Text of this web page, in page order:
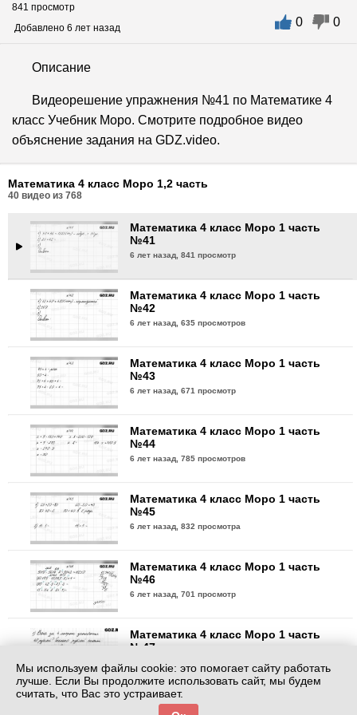
841 просмотр
Добавлено 6 лет назад
0 0
Описание
Видеорешение упражнения №41 по Математике 4
класс Учебник Моро. Смотрите подробное видео
объяснение задания на GDZ.video.
Математика 4 класс Моро 1,2 часть
40 видео из 768
Математика 4 класс Моро 1 часть
№39
6 лет назад,800 просмотров
6 лет назад,890 просмотров
Математика 4 класс Моро 1 часть
№41
6 лет назад,841 просмотр
Математика 4 класс Моро 1 часть
№42
6 лет назад,635 просмотров
Математика 4 класс Моро 1 часть
№43
6 лет назад,671 просмотр
Математика 4 класс Моро 1 часть
№44
6 лет назад,785 просмотров
Математика 4 класс Моро 1 часть
№45
6 лет назад,832 просмотра
Математика 4 класс Моро 1 часть
№46
6 лет назад,701 просмотр
Математика 4 класс Моро 1 часть
№47
Математика 4 класс Моро 1 часть
Мы используем файлы cookie: это помогает сайту работать
лучше. Если Вы продолжите использовать сайт, мы будем
считать, что Вас это устраивает.